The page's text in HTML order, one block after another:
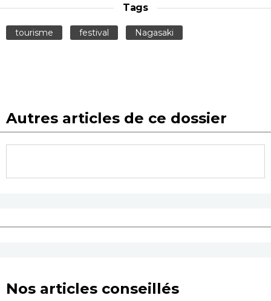
Tags
tourisme festival Nagasaki
Autres articles de ce dossier
Nos articles conseillés